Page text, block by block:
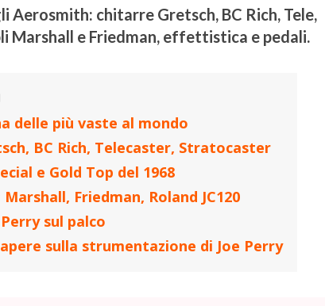
Aerosmith: chitarre Gretsch, BC Rich, Tele,
Marshall e Friedman, effettistica e pedali.
delle più vaste al mondo
BC Rich, Telecaster, Stratocaster
e Gold Top del 1968
Friedman, Roland JC120
sul palco
sulla strumentazione di Joe Perry